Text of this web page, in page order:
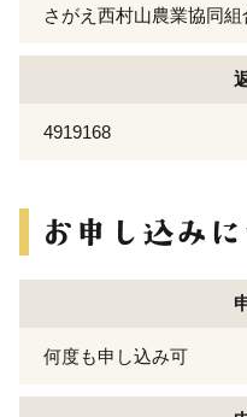
さがえ西村山農業協同組
4919168
何度も申し込み可